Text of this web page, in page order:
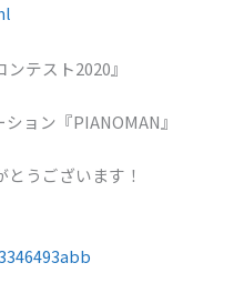
テスト2020』
ョン『PIANOMAN』
うございます！